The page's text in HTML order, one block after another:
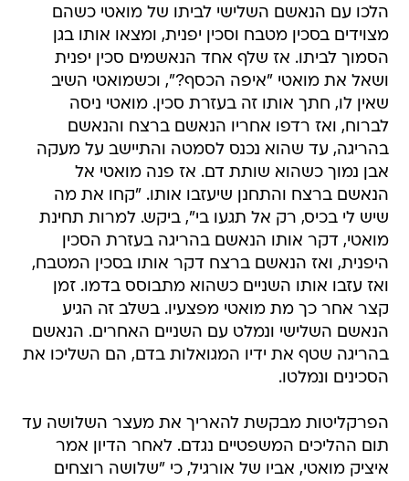
הלכו עם הנאשם השלישי לביתו של מואטי כשהם
מצוידים בסכין מטבח וסכין יפנית, ומצאו אותו בגן
הסמוך לביתו. אז שלף אחד הנאשמים סכין יפנית
ושאל את מואטי "איפה הכסף?", וכשמואטי השיב
שאין לו, חתך אותו זה בעזרת סכין. מואטי ניסה
לברוח, ואז רדפו אחריו הנאשם ברצח והנאשם
בהריגה, עד שהוא נכנס לסמטה והתיישב על מעקה
אבן נמוך כשהוא שותת דם. אז פנה מואטי אל
הנאשם ברצח והתחנן שיעזבו אותו. "קחו את מה
שיש לי בכיס, רק אל תגעו בי", ביקש. למרות תחינת
מואטי, דקר אותו הנאשם בהריגה בעזרת הסכין
היפנית, ואז הנאשם ברצח דקר אותו בסכין המטבח,
ואז עזבו אותו השניים כשהוא מתבוסס בדמו. זמן
קצר אחר כך מת מואטי מפצעיו. בשלב זה הגיע
הנאשם השלישי ונמלט עם השניים האחרים. הנאשם
בהריגה שטף את ידיו המגואלות בדם, הם השליכו את
הסכינים ונמלטו.
הפרקליטות מבקשת להאריך את מעצר השלושה עד
תום ההליכים המשפטיים נגדם. לאחר הדיון אמר
איציק מואטי, אביו של אורגיל, כי "שלושה רוצחים